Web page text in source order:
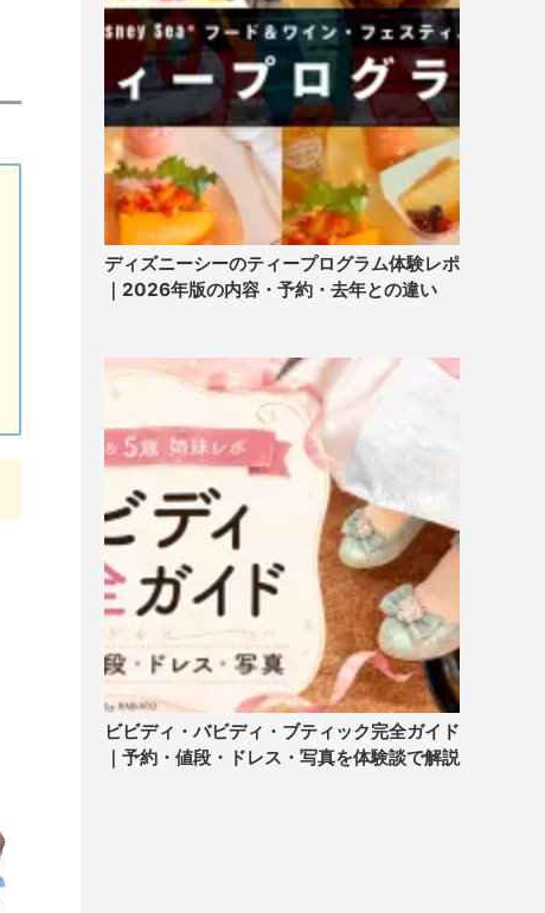
ディズニーシーのティープログラム体験レポ
｜2026年版の内容・予約・去年との違い
ビビディ・バビディ・ブティック完全ガイド
｜予約・値段・ドレス・写真を体験談で解説